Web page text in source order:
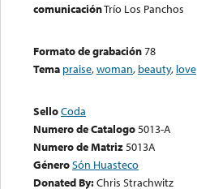
comunicaciónTrío Los Panchos
Formato de grabación78
Tema praise,woman, beauty, love
SelloCoda
Numero de Catalogo5013-A
Numero de Matriz5013A
GéneroSón Huasteco
Donated By:Chris Strachwitz